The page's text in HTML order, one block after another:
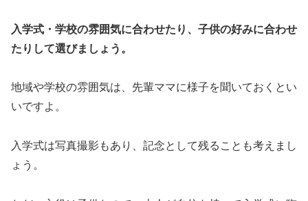
入学式・学校の雰囲気に合わせたり、子供の好みに合わせ
たりして選びましょう。
地域や学校の雰囲気は、先輩ママに様子を聞いておくとい
いですよ。
入学式は写真撮影もあり、記念として残ることも考えまし
ょう。